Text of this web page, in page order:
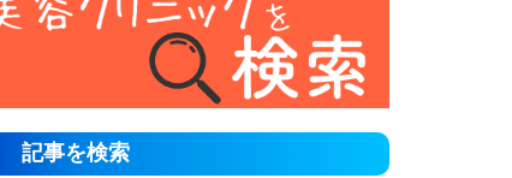
記事を検索